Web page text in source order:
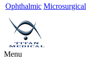
Ophthalmic Microsurgical
Menu